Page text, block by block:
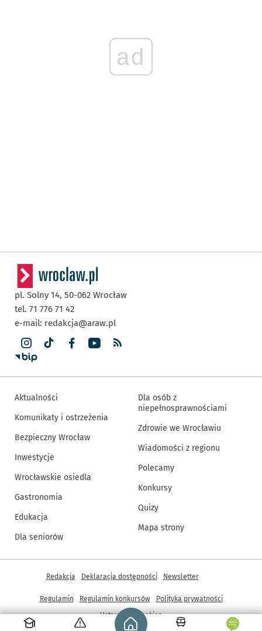
ad
Strona główna - wroclaw.pl
pl. Solny 14, 50-062 Wrocław
tel. 71 776 71 42
e-mail: redakcja@araw.pl
Aktualności
Komunikaty i ostrzeżenia
Bezpieczny Wrocław
Inwestycje
Wrocławskie osiedla
Gastronomia
Edukacja
Dla seniorów
Dla osób z
niepełnosprawnościami
Zdrowie we Wrocławiu
Wiadomości z regionu
Polecamy
Konkursy
Quizy
Mapa strony
Inne informacje
Redakcja Deklaracja dostępności Newsletter
Regulamin Regulamin konkursów
Polityka prywatności
Ustawienia cookies